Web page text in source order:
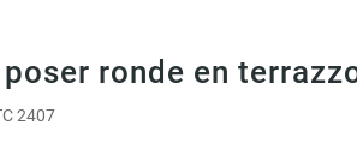
ronde en
2407